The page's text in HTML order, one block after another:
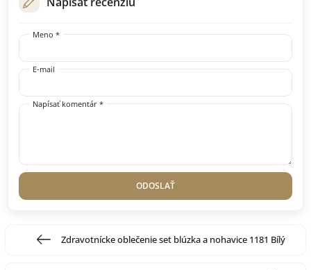
Meno *
E-mail
Napísať komentár *
ODOSLAŤ
Zdravotnícke oblečenie set blúzka a nohavice 1181 Bílý